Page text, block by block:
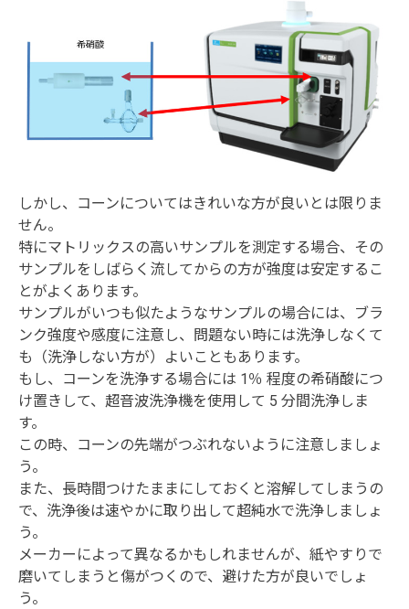
しかし、コーンについてはきれいな方が良いとは限りま
せん。
特にマトリックスの高いサンプルを測定する場合、その
サンプルをしばらく流してからの方が強度は安定するこ
とがよくあります。
サンプルがいつも似たようなサンプルの場合には、ブラ
ンク強度や感度に注意し、問題ない時には洗浄しなくて
も（洗浄しない方が）よいこともあります。
もし、コーンを洗浄する場合には 1％ 程度の希硝酸につ
け置きして、超音波洗浄機を使用して 5 分間洗浄しま
す。
この時、コーンの先端がつぶれないように注意しましょ
う。
また、長時間つけたままにしておくと溶解してしまうの
で、洗浄後は速やかに取り出して超純水で洗浄しましょ
う。
メーカーによって異なるかもしれませんが、紙やすりで
磨いてしまうと傷がつくので、避けた方が良いでしょ
う。